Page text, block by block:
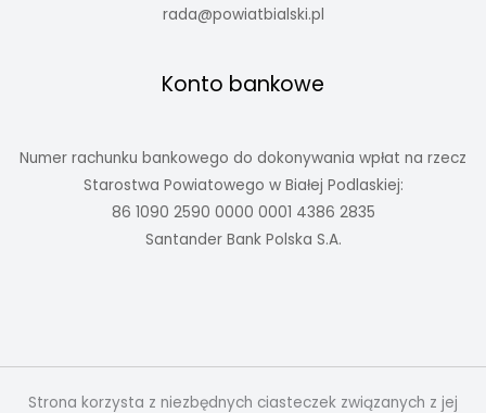
rada@powiatbialski.pl
Konto bankowe
Numer rachunku bankowego do dokonywania wpłat na rzecz
Starostwa Powiatowego w Białej Podlaskiej:
86 1090 2590 0000 0001 4386 2835
Santander Bank Polska S.A.
Strona korzysta z niezbędnych ciasteczek związanych z jej